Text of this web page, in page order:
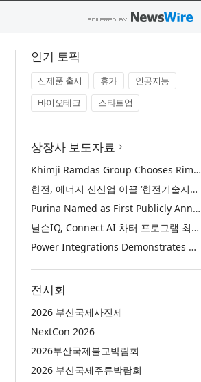
인기 토픽
신제품 출시 휴가
인공지능
바이오테크
스타트업
상장사 보도자료
Khimji Ramdas Group Chooses Rimini Street to Reduce SAP Support Costs, Protect 700+ Customizations and Reinvest Savings in Innovation
한전, 에너지 신산업 이끌 ‘한전기술지주’ 공식 출범
Purina Named as First Publicly Announced NIQ ConnectAI Charter Client
닐슨IQ, Connect AI 차터 프로그램 최초 고객사 ‘퓨리나’ 선정
Power Integrations Demonstrates World’s First 2200 V GaN Technology for Next-Era High-Voltage Power Systems
전시회
2026 부산국제사진제
NextCon 2026
2026부산국제불교박람회
2026 부산국제주류박람회